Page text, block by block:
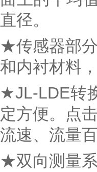
直径。
★传感器部分
和内衬材料
★JL-LDE转换器
定方便。
流速、流量百
★双向测量系统